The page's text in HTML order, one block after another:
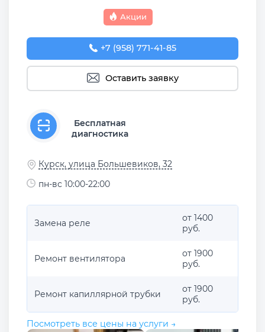
Акции
+7 (958) 771-41-85
Оставить заявку
Бесплатная
диагностика
Курск, улица Большевиков, 32
пн-вс 10:00-22:00
Замена реле
от 1400
руб.
Ремонт вентилятора
от 1900
руб.
Ремонт капиллярной трубки
от 1900
руб.
Посмотреть все цены на услуги →